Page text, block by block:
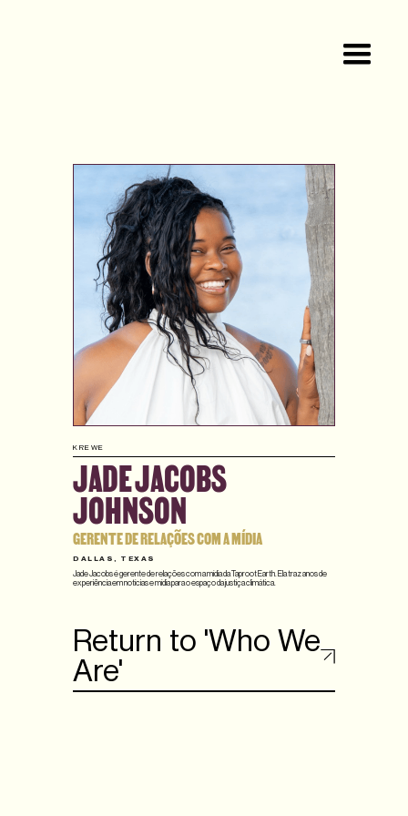
KREWE
JADE JACOBS
JOHNSON
GERENTE DE RELAÇÕES COM A MÍDIA
DALLAS, TEXAS
Jade Jacobs é gerente de relações com a mídia da Taproot Earth. Ela traz anos de
experiência em notícias e mídia para o espaço da justiça climática.
Return to 'Who We
Are'